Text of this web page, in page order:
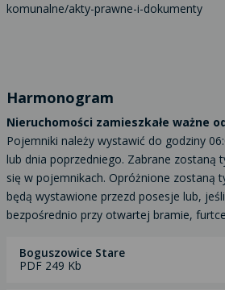
komunalne/akty-prawne-i-dokumenty
Harmonogram
Nieruchomości zamieszkałe ważne
Pojemniki należy wystawić do godziny
lub dnia poprzedniego. Zabrane zostaną
się w pojemnikach. Opróżnione zostaną
będą wystawione przezd posesje lub,
bezpośrednio przy otwartej bramie,
Boguszowice Stare
PDF 249 Kb